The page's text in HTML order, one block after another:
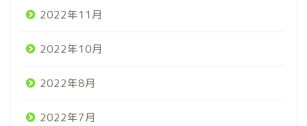
2022年11月
2022年10月
2022年8月
2022年7月